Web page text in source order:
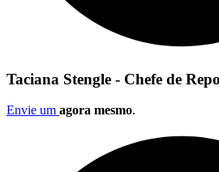
Taciana Stengle - Chefe de
Envie um agora mesmo.